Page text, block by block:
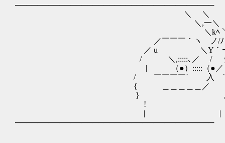
────────────────────────────────────
＼ ＼
＼,一＼ .
＼kﾍ ＼|
／￣￣￣｀ヽ ノ/ﾉ
／ u ＼Y｀ｰ
/ ＼,:::::､／ / ｙ
| （●）:::::（●／ / ｀
/ ￣￣￣￣´ 入 ` ´
{ ＿＿＿＿＿／
} ,.＿
!
| |
────────────────────────────────────